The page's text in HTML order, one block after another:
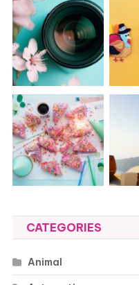
CATEGORIES
Animal